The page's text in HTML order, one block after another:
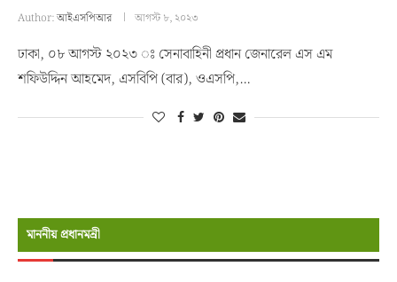
Author:আইএসপিআর আগস্ট ৮, ২০২৩
ঢাকা, ০৮ আগস্ট ২০২৩ ঃ সেনাবাহিনী প্রধান জেনারেল এস এম
শফিউদ্দিন আহমেদ, এসবিপি (বার), ওএসপি,…
মাননীয় প্রধানমন্রী